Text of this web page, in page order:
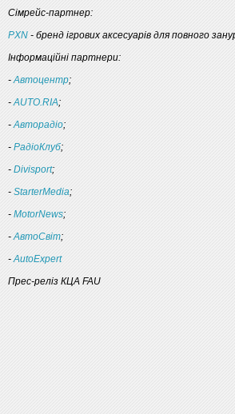
Сімрейс-партнер:
PXN - бренд ігрових аксесуарів для повного
Інформаційні партнери:
-Автоцентр;
-AUTO.RIA;
-Авторадіо;
- РадіоКлуб;
- Divisport;
- StarterMedia;
- MotorNews;
-АвтоСвіт;
-AutoExpert
Прес-реліз КЦА FAU